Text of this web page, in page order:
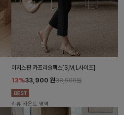
이지스판 카프리슬랙스[S,M,L사이즈]
13%33,900 원38,900원
리뷰 카운트 영역